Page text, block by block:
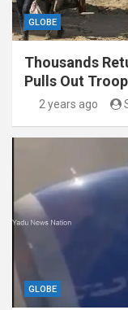
GLOBE
Thousands
Pulls Out
2 years ago
GLOBE